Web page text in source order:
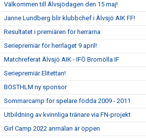
Välkommen till Älvsjödagen den 15 maj!
Janne Lundberg blir klubbchef i Älvsjö AIK FF!
Resultatet i premiären för herrarna
Seriepremiär för herrlaget 9 april!
Matchreferat Älvsjö AIK - IFÖ Bromölla IF
Seriepremiär Elitettan!
BOSTHLM ny sponsor
Sommarcamp för spelare födda 2009 - 2011
Utbildning av kvinnliga tränare via FN-projekt
Girl Camp 2022 anmälan är öppen